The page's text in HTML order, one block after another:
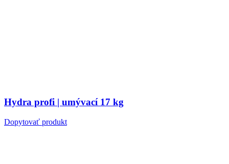
Hydra profi | umývací 17 kg
Dopytovať produkt